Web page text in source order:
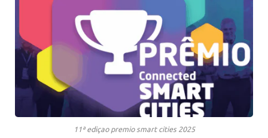
11ª ediçao premio smart cities 2025